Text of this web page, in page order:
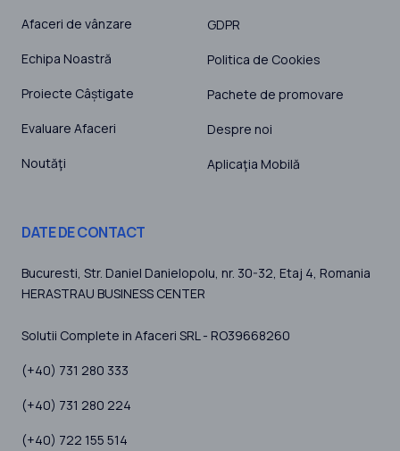
Afaceri de vânzare
Echipa Noastră
Proiecte Câștigate
Evaluare Afaceri
Noutăţi
GDPR
Politica de Cookies
Pachete de promovare
Despre noi
Aplicaţia Mobilă
DATE DE CONTACT
Bucuresti, Str. Daniel Danielopolu, nr. 30-32, Etaj 4, Romania
HERASTRAU BUSINESS CENTER
Solutii Complete in Afaceri SRL - RO39668260
(+40) 731 280 333
(+40) 731 280 224
(+40) 722 155 514